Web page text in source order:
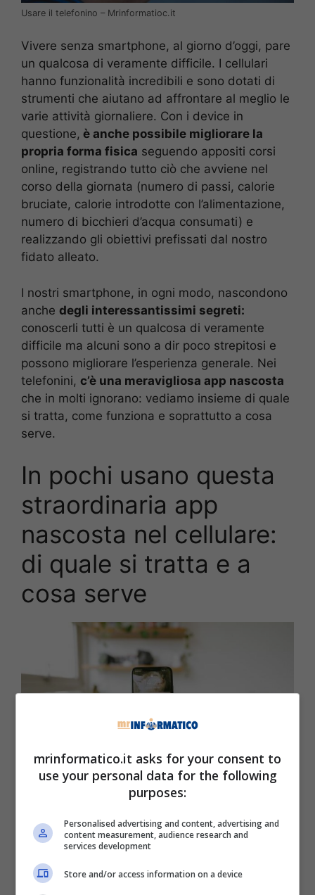
Usare il telefonino – Mrinformatioc.it
Vivere senza smartphone, al giorno d’oggi, pare
un qualcosa di veramente difficile. I cellulari
hanno funzionalità incredibili e sono dotati di
strumenti che aiutano ad affrontare al meglio le
varie attività giornaliere. Con i device in
questione, è anche possibile migliorare la
propria forma fisica seguendo appositi corsi
online, registrando tutto ciò che avviene nel
corso della giornata (numero di passi, calorie
bruciate, calorie introdotte con l’alimentazione,
numero di bicchieri d’acqua consumati) e
realizzando gli obiettivi prefissati dal nostro
fidato alleato.
I nostri smartphone, in ogni modo, nascondono
anche degli interessantissimi segreti:
conoscerli tutti è un qualcosa di veramente
difficile ma alcuni sono a dir poco strepitosi e
possono migliorare l’esperienza generale. Nei
telefonini, c’è una meravigliosa app nascosta
che in molti ignorano: vediamo insieme di quale
si tratta, come funziona e soprattutto a cosa
serve.
In pochi usano questa
straordinaria app
nascosta nel cellulare:
di quale si tratta e a
cosa serve
Forse in pochi lo sanno, ma i nostri cellulari
possiedono anche dei segreti inaspettati che
lasciano spesso e volentieri a bocca aperta.
mrinformatico.it asks for your consent to
use your personal data for the following
purposes:
Personalised advertising and content, advertising and
content measurement, audience research and
services development
Store and/or access information on a device